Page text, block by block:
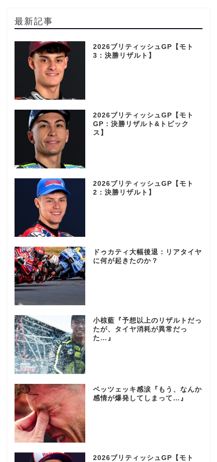
最新記事
2026ブリティッシュGP【モト
3：決勝リザルト】
2026ブリティッシュGP【モト
GP：決勝リザルト&トピック
ス】
2026ブリティッシュGP【モト
2：決勝リザルト】
ドゥカティ大幅後退：リアタイヤ
に何が起きたのか？
小椋藍『予想以上のリザルトだっ
たが、タイヤ消耗が異常だっ
た…』
ベッツェッキ感涙『もう、なんか
感情が爆発してしまって…』
2026ブリティッシュGP【モト